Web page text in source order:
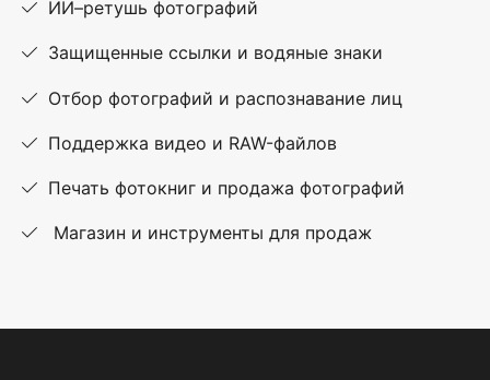
ИИ–ретушь фотографий
Защищенные ссылки и водяные знаки
Отбор фотографий и распознавание лиц
Поддержка видео и RAW-файлов
Печать фотокниг и продажа фотографий
Магазин и инструменты для продаж